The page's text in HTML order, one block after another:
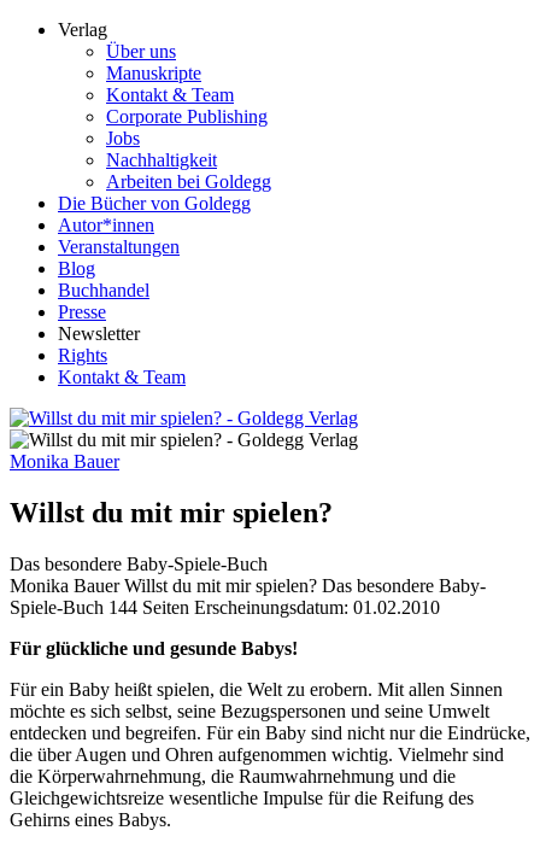
Verlag
Über uns
Manuskripte
Kontakt & Team
Corporate Publishing
Jobs
Nachhaltigkeit
Arbeiten bei Goldegg
Die Bücher von Goldegg
Autor*innen
Veranstaltungen
Blog
Buchhandel
Presse
Newsletter
Rights
Kontakt & Team
Monika Bauer
Willst du mit mir spielen?
Das besondere Baby-Spiele-Buch
Buchdetails
Monika Bauer Willst du mit mir spielen? Das besondere Baby-
Spiele-Buch 144 Seiten Erscheinungsdatum: 01.02.2010
Beschreibung
Für glückliche und gesunde Babys!
Für ein Baby heißt spielen, die Welt zu erobern. Mit allen Sinnen
möchte es sich selbst, seine Bezugspersonen und seine Umwelt
entdecken und begreifen. Für ein Baby sind nicht nur die Eindrücke,
die über Augen und Ohren aufgenommen wichtig. Vielmehr sind
die Körperwahrnehmung, die Raumwahrnehmung und die
Gleichgewichtsreize wesentliche Impulse für die Reifung des
Gehirns eines Babys.